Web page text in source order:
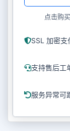
点击购
SSL 加密支
支持售后工
服务异常可